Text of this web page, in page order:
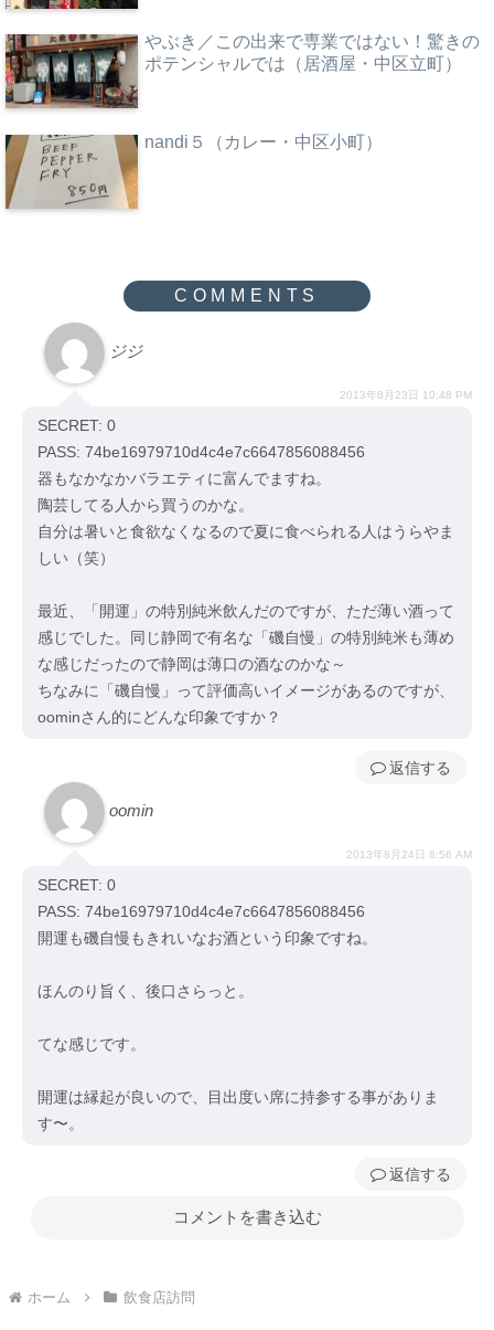
やぶき／この出来で専業ではない！驚きの
ポテンシャルでは（居酒屋・中区立町）
nandi５（カレー・中区小町）
ジジ
2013年8月23日 10:48 PM
SECRET: 0
PASS: 74be16979710d4c4e7c6647856088456
器もなかなかバラエティに富んでますね。
陶芸してる人から買うのかな。
自分は暑いと食欲なくなるので夏に食べられる人はうらやま
しい（笑）
最近、「開運」の特別純米飲んだのですが、ただ薄い酒って
感じでした。同じ静岡で有名な「磯自慢」の特別純米も薄め
な感じだったので静岡は薄口の酒なのかな～
ちなみに「磯自慢」って評価高いイメージがあるのですが、
oominさん的にどんな印象ですか？
返信
oomin
2013年8月24日 8:56 AM
SECRET: 0
PASS: 74be16979710d4c4e7c6647856088456
開運も磯自慢もきれいなお酒という印象ですね。
ほんのり旨く、後口さらっと。
てな感じです。
開運は縁起が良いので、目出度い席に持参する事がありま
す〜。
返信
コメントを書き込む
ホーム 飲食店訪問